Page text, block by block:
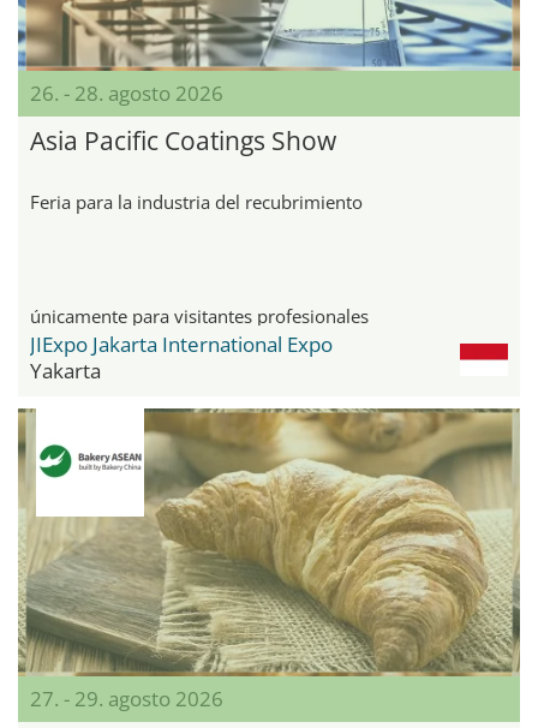
26. - 28. agosto 2026
Asia Pacific Coatings Show
Feria para la industria del recubrimiento
únicamente para visitantes profesionales
JIExpo Jakarta International Expo
Yakarta
27. - 29. agosto 2026